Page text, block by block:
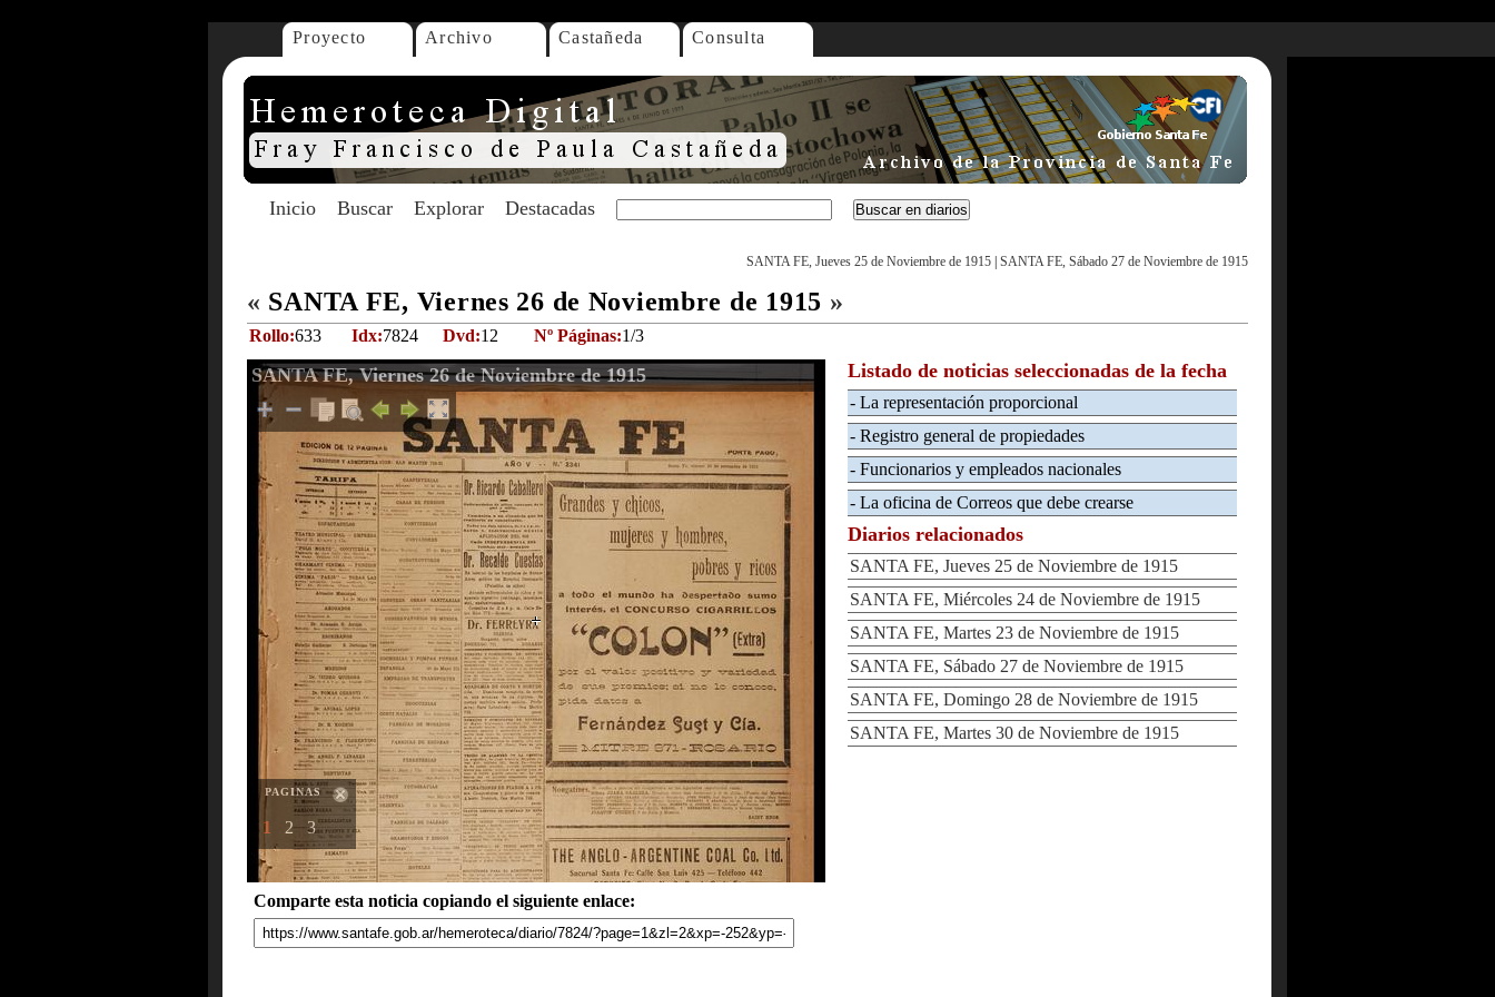
Proyecto Archivo Castañeda Consulta
Inicio Buscar Explorar Destacadas
SANTA FE, Jueves 25 de Noviembre de 1915 SANTA FE, Sábado 27 de Noviembre de 1915
« SANTA FE, Viernes 26 de Noviembre de 1915 »
Rollo:633 Idx:7824 Dvd:12 Nº Páginas:1/3
SANTA FE, Viernes 26 de Noviembre de 1915
PAGINAS
1 2 3
Comparte esta noticia copiando el siguiente enlace:
Listado de noticias seleccionadas de la fecha
- La representación proporcional
- Registro general de propiedades
- Funcionarios y empleados nacionales
- La oficina de Correos que debe crearse
Diarios relacionados
SANTA FE, Jueves 25 de Noviembre de 1915
SANTA FE, Miércoles 24 de Noviembre de 1915
SANTA FE, Martes 23 de Noviembre de 1915
SANTA FE, Sábado 27 de Noviembre de 1915
SANTA FE, Domingo 28 de Noviembre de 1915
SANTA FE, Martes 30 de Noviembre de 1915